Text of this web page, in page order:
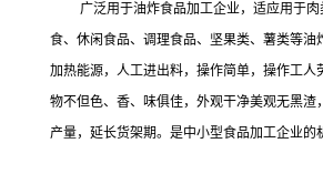
广泛用于油炸食品加工企业，适应用于肉
食、休闲食品、调理食品、坚果类、薯类等油
加热能源，人工进出料，操作简单，操作工人
物不但色、香、味俱佳，外观干净美观无黑渣
产量，延长货架期。是中小型食品加工企业的